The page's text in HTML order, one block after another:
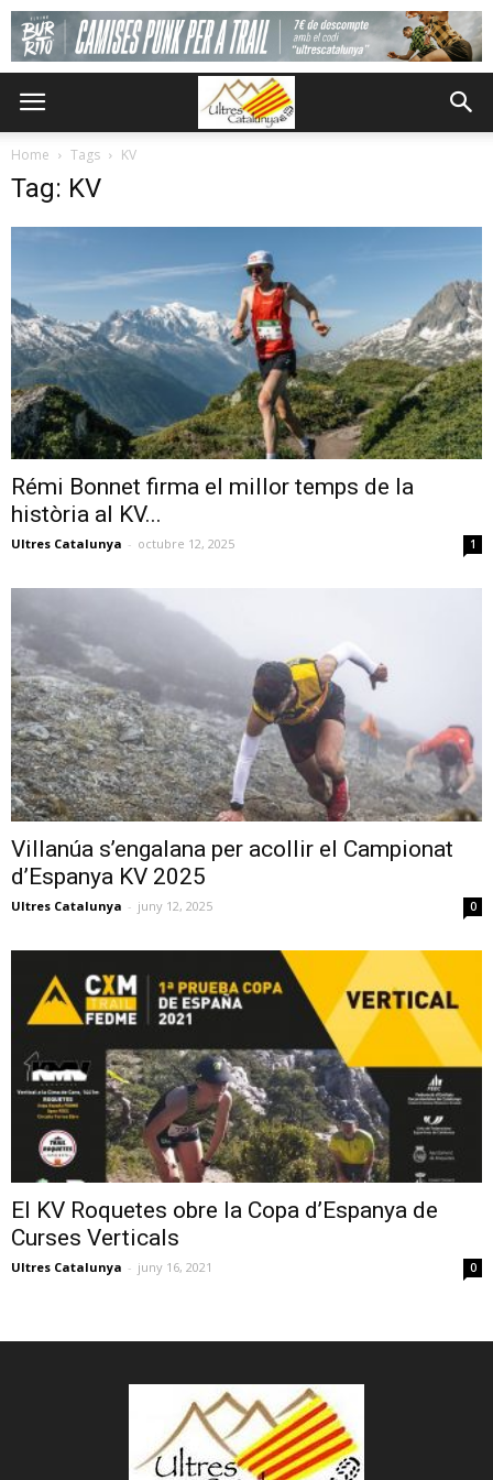
Home Tags KV
Tag: KV
Rémi Bonnet firma el millor temps de la
història al KV...
Ultres Catalunya - octubre 12, 2025 1
Villanúa s’engalana per acollir el Campionat
d’Espanya KV 2025
Ultres Catalunya - juny 12, 2025 0
El KV Roquetes obre la Copa d’Espanya de
Curses Verticals
Ultres Catalunya - juny 16, 2021 0